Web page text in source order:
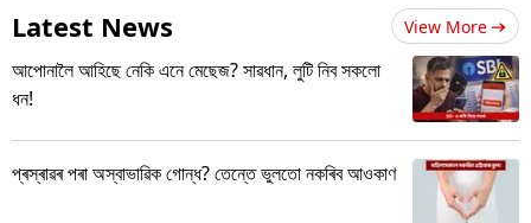
Latest News View More
আপোনালৈ আহিছে নেকি এনে মেছেজ? সাৱধান, লুটি নিব সকলো
ধন!
প্ৰস্ৰাৱৰ পৰা অস্বাভাৱিক গোন্ধ? তেন্তে ভুলতো নকৰিব আওকাণ